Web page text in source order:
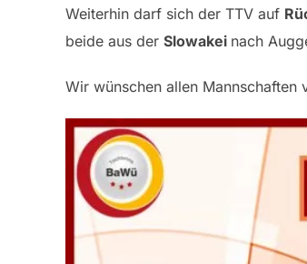
Weiterhin darf sich der TTV auf
beide aus der Slowakei nach
Wir wünschen allen Mannschaften